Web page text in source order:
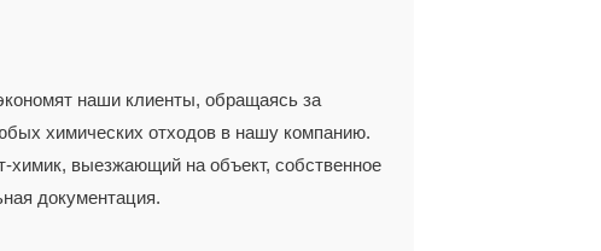
наши клиенты, обращаясь за
химических отходов в нашу компанию.
химик, выезжающий на объект, собственное
документация.